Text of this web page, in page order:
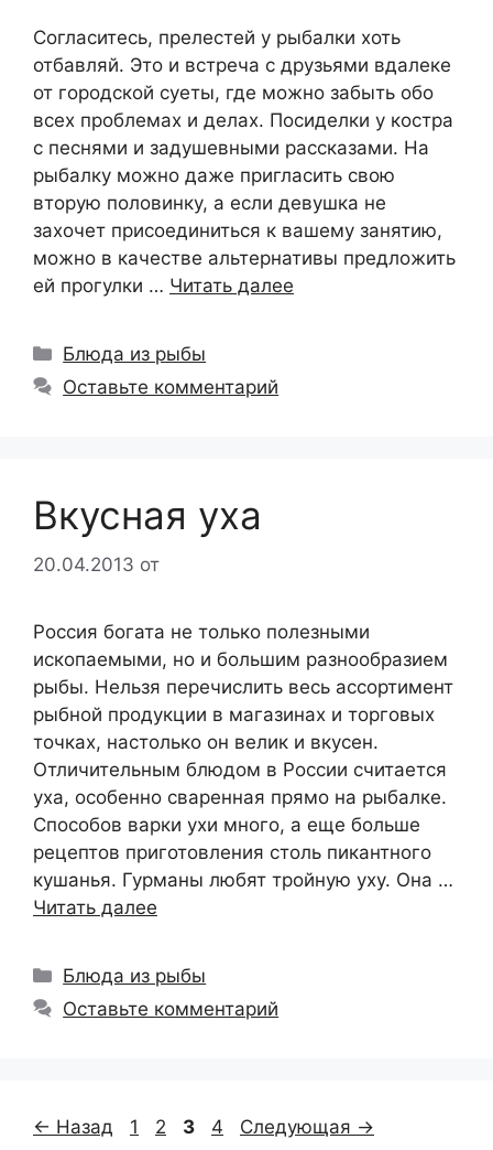
Согласитесь, прелестей у рыбалки хоть
отбавляй. Это и встреча с друзьями вдалеке
от городской суеты, где можно забыть обо
всех проблемах и делах. Посиделки у костра
с песнями и задушевными рассказами. На
рыбалку можно даже пригласить свою
вторую половинку, а если девушка не
захочет присоединиться к вашему занятию,
можно в качестве альтернативы предложить
ей прогулки … Читать далее
Рубрики
Блюда из рыбы
Оставьте комментарий
Вкусная уха
20.04.2013 от
Россия богата не только полезными
ископаемыми, но и большим разнообразием
рыбы. Нельзя перечислить весь ассортимент
рыбной продукции в магазинах и торговых
точках, настолько он велик и вкусен.
Отличительным блюдом в России считается
уха, особенно сваренная прямо на рыбалке.
Способов варки ухи много, а еще больше
рецептов приготовления столь пикантного
кушанья. Гурманы любят тройную уху. Она …
Читать далее
Рубрики
Блюда из рыбы
Оставьте комментарий
← Назад Страница
1 Страница
2 Страница
3 Страница
4 Следующая →